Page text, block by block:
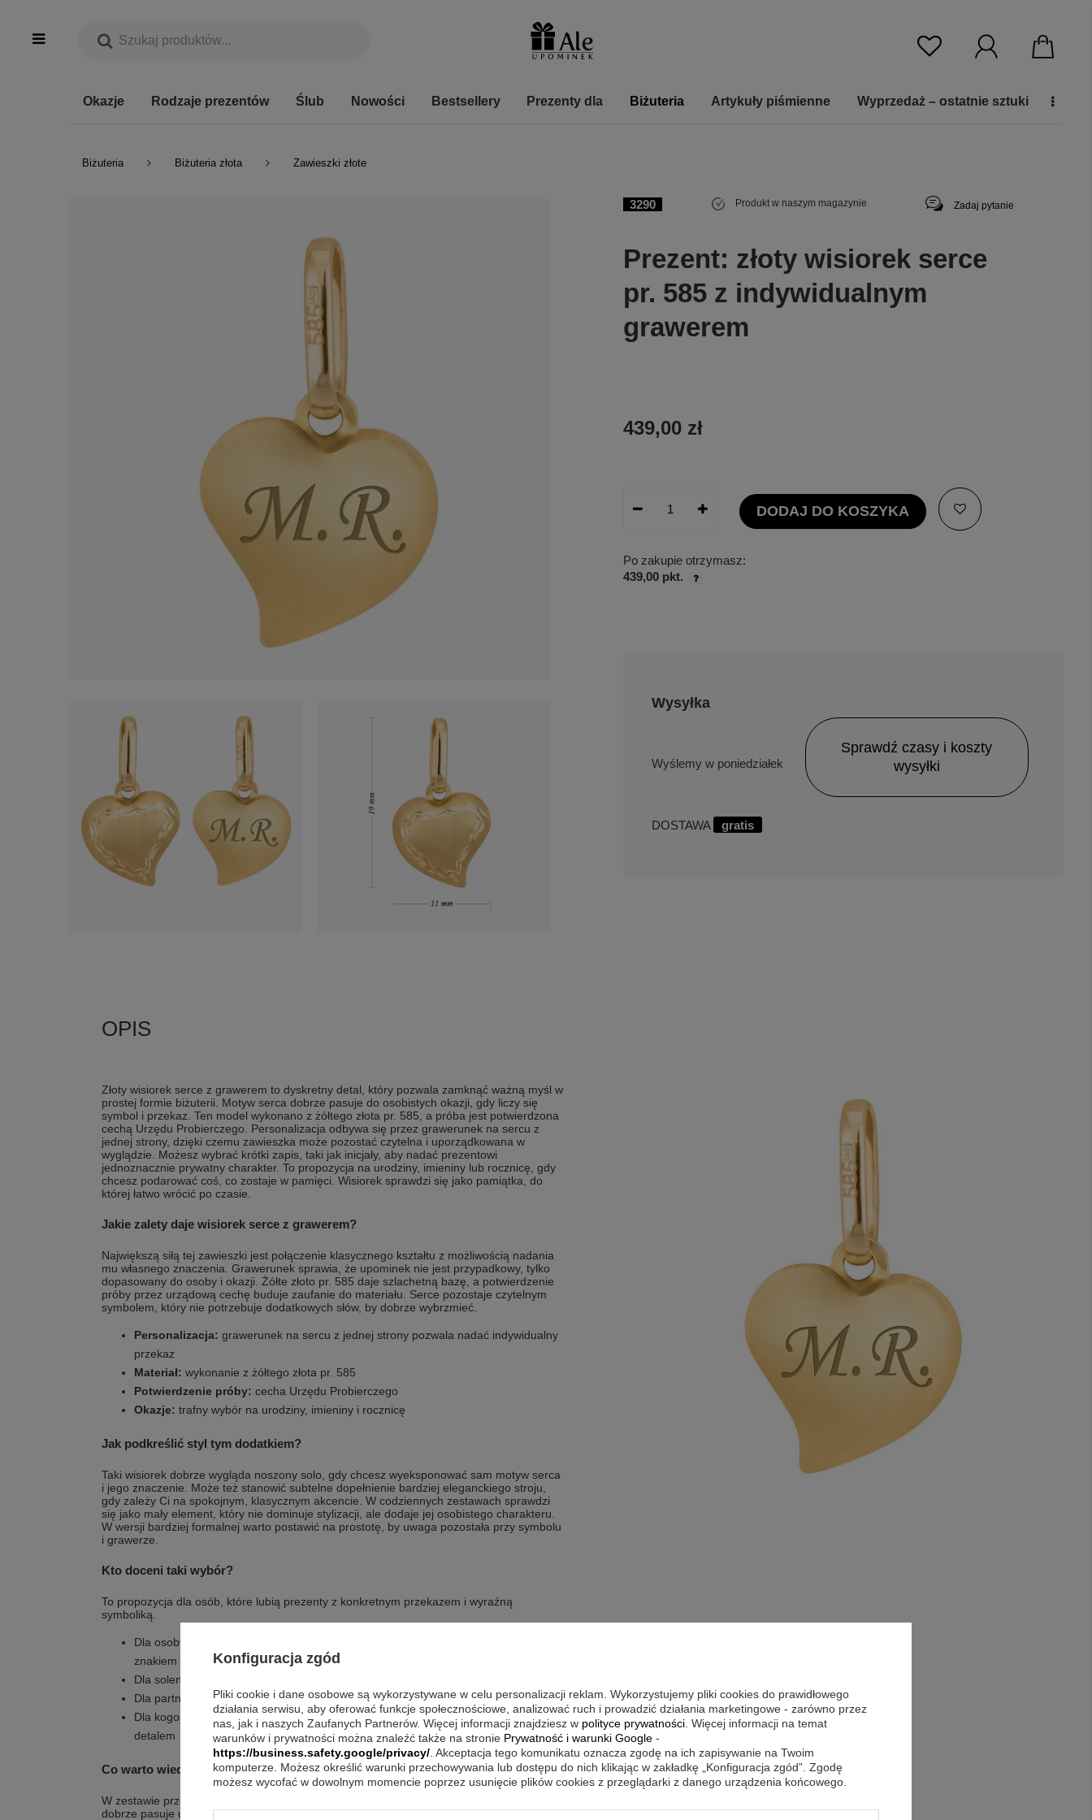
Okazje Rodzaje prezentów Ślub Nowości Bestsellery Prezenty dla Biżuteria Artykuły piśmienne Wyprzedaż – ostatnie sztuki
Biżuteria Biżuteria złota Zawieszki złote
3290 Produkt w naszym magazynie Zadaj pytanie
Prezent: złoty wisiorek serce
pr. 585 z indywidualnym
grawerem
439,00 zł
DODAJ DO KOSZYKA
Po zakupie otrzymasz:
439,00 pkt.
Wysyłka
w poniedziałek
DOSTAWA gratis
Sprawdź czasy i koszty
wysyłki
Złoty wisiorek serce z grawerem to dyskretny detal, który pozwala zamknąć ważną myśl w
prostej formie biżuterii. Motyw serca dobrze pasuje do osobistych okazji, gdy liczy się
symbol i przekaz. Ten model wykonano z żółtego złota pr. 585, a próba jest potwierdzona
cechą Urzędu Probierczego. Personalizacja odbywa się przez grawerunek na sercu z
jednej strony, dzięki czemu zawieszka może pozostać czytelna i uporządkowana w
wyglądzie. Możesz wybrać krótki zapis, taki jak inicjały, aby nadać prezentowi
jednoznacznie prywatny charakter. To propozycja na urodziny, imieniny lub rocznicę, gdy
chcesz podarować coś, co zostaje w pamięci. Wisiorek sprawdzi się jako pamiątka, do
której łatwo wrócić po czasie.
Jakie zalety daje wisiorek serce z grawerem?
Największą siłą tej zawieszki jest połączenie klasycznego kształtu z możliwością nadania
mu własnego znaczenia. Grawerunek sprawia, że upominek nie jest przypadkowy, tylko
dopasowany do osoby i okazji. Żółte złoto pr. 585 daje szlachetną bazę, a potwierdzenie
próby przez urządową cechę buduje zaufanie do materiału. Serce pozostaje czytelnym
symbolem, który nie potrzebuje dodatkowych słów, by dobrze wybrzmieć.
Personalizacja: grawerunek na sercu z jednej strony pozwala nadać indywidualny
przekaz
Materiał: wykonanie z żółtego złota pr. 585
Potwierdzenie próby: cecha Urzędu Probierczego
Okazje: trafny wybór na urodziny, imieniny i rocznicę
Jak podkreślić styl tym dodatkiem?
Taki wisiorek dobrze wygląda noszony solo, gdy chcesz wyeksponować sam motyw serca
i jego znaczenie. Może też stanowić subtelne dopełnienie bardziej eleganckiego stroju,
gdy zależy Ci na spokojnym, klasycznym akcencie. W codziennych zestawach sprawdzi
się jako mały element, który nie dominuje stylizacji, ale dodaje jej osobistego charakteru.
W wersji bardziej formalnej warto postawić na prostotę, by uwaga pozostała przy symbolu
i grawerze.
Kto doceni taki wybór?
To propozycja dla osób, które lubią prezenty z konkretnym przekazem i wyraźną
symboliką.
Dla osoby obchodzącej urodziny, gdy chcesz podarować pamiątkę z osobistym
znakiem
Dla solenizanta na imieniny, jeśli zależy Ci na krótkiej, znaczącej personalizacji
Dla partnera lub partnerki na rocznicę, kiedy serce ma mówić więcej niż długi opis
Dla kogoś bliskiego, kto ceni biżuterię z potwierdzoną próbą i dopracowanym
detalem
Co warto wiedzieć o personalizacji?
W zestawie przewidziano grawerunek na sercu z jednej strony. Taka forma personalizacji
dobrze pasuje do krótkich treści, na przykład inicjałów, które pozostają czytelne i
Konfiguracja zgód
Pliki cookie i dane osobowe są wykorzystywane w celu personalizacji reklam. Wykorzystujemy pliki cookies do prawidłowego
działania serwisu, aby oferować funkcje społecznościowe, analizować ruch i prowadzić działania marketingowe - zarówno przez
nas, jak i naszych Zaufanych Partnerów. Więcej informacji znajdziesz w polityce prywatności . Więcej informacji na temat
warunków i prywatności można znaleźć także na stronie Prywatność i warunki Google -
https://business.safety.google/privacy/ . Akceptacja tego komunikatu oznacza zgodę na ich zapisywanie na Twoim
komputerze. Możesz określić warunki przechowywania lub dostępu do nich klikając w zakładkę „Konfiguracja zgód”. Zgodę
możesz wycofać w dowolnym momencie poprzez usunięcie plików cookies z przeglądarki z danego urządzenia końcowego.